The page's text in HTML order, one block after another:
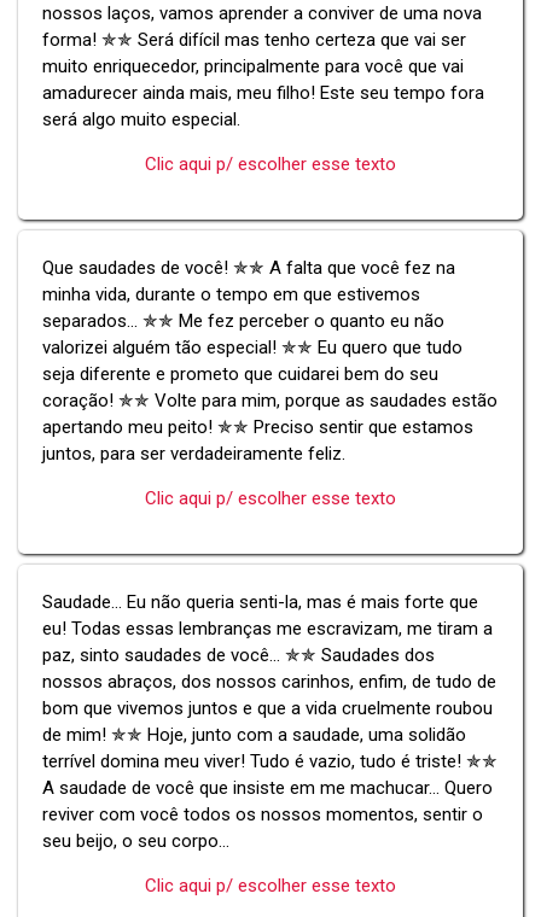
nossos laços, vamos aprender a conviver de uma nova
forma! ✯✯ Será difícil mas tenho certeza que vai ser
muito enriquecedor, principalmente para você que vai
amadurecer ainda mais, meu filho! Este seu tempo fora
será algo muito especial.
Clic aqui p/ escolher esse texto
Que saudades de você! ✯✯ A falta que você fez na
minha vida, durante o tempo em que estivemos
separados... ✯✯ Me fez perceber o quanto eu não
valorizei alguém tão especial! ✯✯ Eu quero que tudo
seja diferente e prometo que cuidarei bem do seu
coração! ✯✯ Volte para mim, porque as saudades estão
apertando meu peito! ✯✯ Preciso sentir que estamos
juntos, para ser verdadeiramente feliz.
Clic aqui p/ escolher esse texto
Saudade... Eu não queria senti-la, mas é mais forte que
eu! Todas essas lembranças me escravizam, me tiram a
paz, sinto saudades de você... ✯✯ Saudades dos
nossos abraços, dos nossos carinhos, enfim, de tudo de
bom que vivemos juntos e que a vida cruelmente roubou
de mim! ✯✯ Hoje, junto com a saudade, uma solidão
terrível domina meu viver! Tudo é vazio, tudo é triste! ✯✯
A saudade de você que insiste em me machucar... Quero
reviver com você todos os nossos momentos, sentir o
seu beijo, o seu corpo...
Clic aqui p/ escolher esse texto